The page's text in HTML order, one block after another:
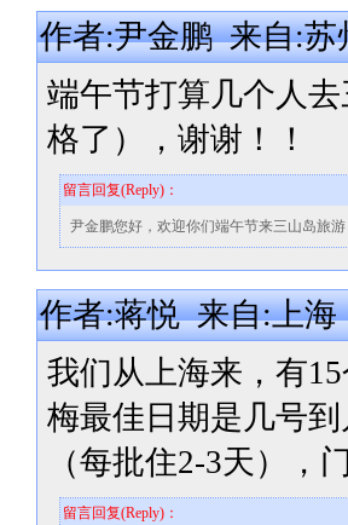
作者:尹金鹏 来自:
端午节打算几个人
格了），谢谢！！
留言回复(Reply)：
尹金鹏您好，欢迎你们端午节来三山岛旅
作者:蒋悦 来自:上
我们从上海来，有
梅最佳日期是几号
（每批住2-3天），
留言回复(Reply)：